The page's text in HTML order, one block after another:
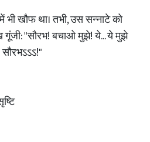
खौफ था। तभी, उस सन्नाटे को
गूंजी: "सौरभ! बचाओ मुझे! ये... ये मुझे